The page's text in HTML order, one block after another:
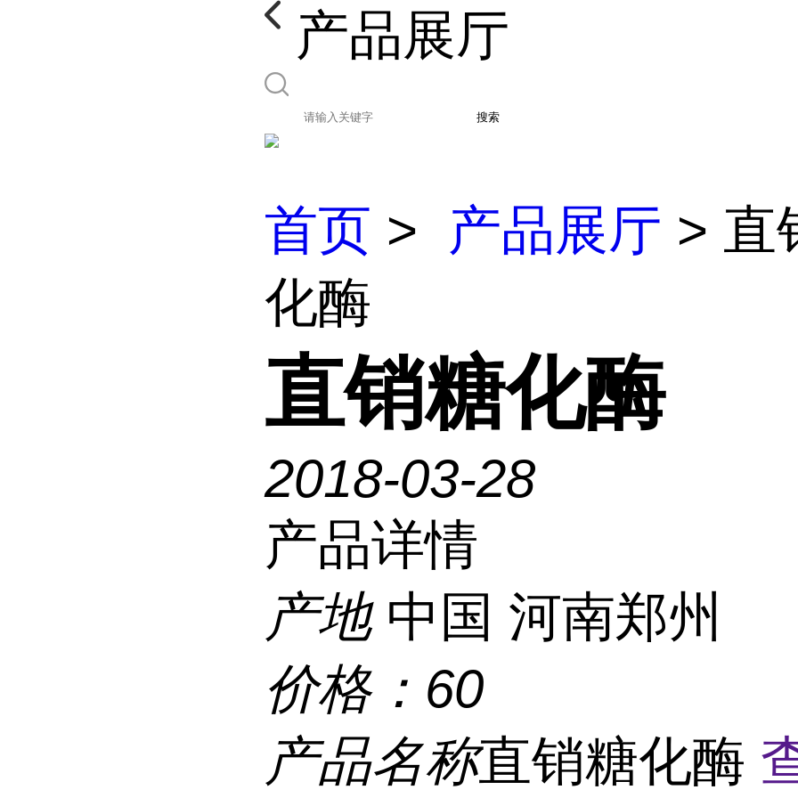
产品展厅
搜索
首页 > 产品展厅 > 直
化酶
直销糖化酶
2018-03-28
产品详情
产地 中国 河南郑州
价格： 60
产品名称直销糖化酶